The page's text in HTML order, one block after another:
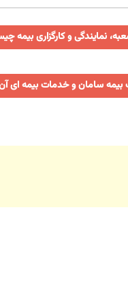
نمایندگی و کارگزاری بیمه
بیمه سامان و خدمات بیمه ای